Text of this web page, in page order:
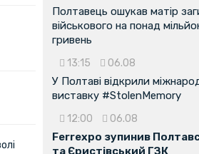
Полтавець ошукав матір
військового на понад
гривень
13:15 06.08
У Полтаві відкрили
виставку #StolenMemory
12:00 06.08
Ferrexpo зупинив
та Єристівський ГЗК